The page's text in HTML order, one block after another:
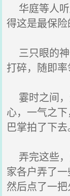
华庭等人听
得这是最保险
三只眼的神
打碎，随即率
霎时之间，
心，一气之
巴掌拍了下去
弄完这些，
家各户弄了一
然后点了一把